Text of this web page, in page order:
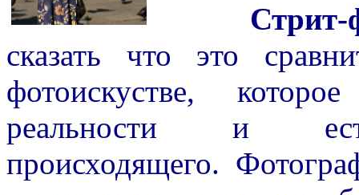
Стрит-
сказать что это
фотоискустве,
реальности и
происходящего.